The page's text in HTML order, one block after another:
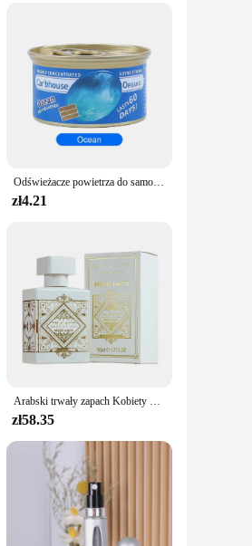
addition to any
Odświeżacze powietrza do samochodu Eliminator zapachów Niezbędny, długotrwały zapach Cytryna Wiśnia Ocean Truskawka Kolonia Aromaterapia
zł4.21
Arabski trwały zapach Kobiety Perfumy Spray do ciała Roślinny kwiatowy zapach Feromon Woda perfumowana Koloń Mężczyźni 50ml Perfumy Hombre
zł58.35